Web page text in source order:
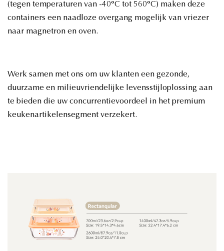
(tegen temperaturen van -40°C tot 560°C) maken deze
containers een naadloze overgang mogelijk van vriezer
naar magnetron en oven.
Werk samen met ons om uw klanten een gezonde,
duurzame en milieuvriendelijke levensstijloplossing aan
te bieden die uw concurrentievoordeel in het premium
keukenartikelensegment verzekert.